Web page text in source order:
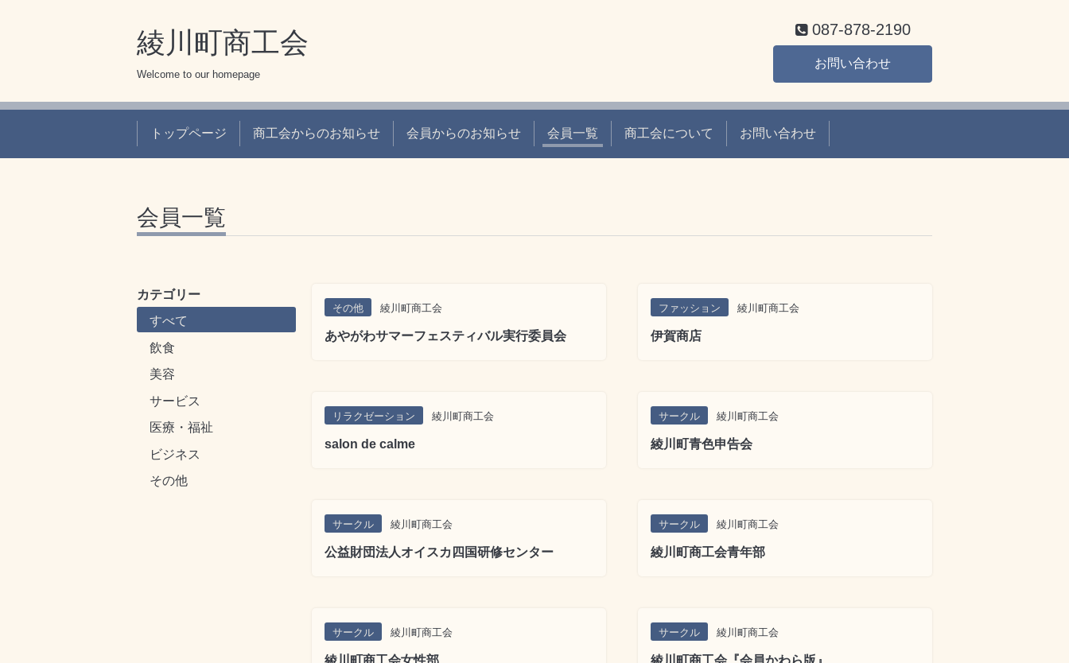
綾川町商工会
Welcome to our homepage
087-878-2190
お問い合わせ
トップページ 商工会からのお知らせ 会員からのお知らせ 会員一覧 商工会について お問い合わせ
会員一覧
カテゴリー
すべて
飲食
美容
サービス
医療・福祉
ビジネス
その他
その他 綾川町商工会
あやがわサマーフェスティバル実行委員会
ファッション 綾川町商工会
伊賀商店
リラクゼーション 綾川町商工会
salon de calme
サークル 綾川町商工会
綾川町青色申告会
サークル 綾川町商工会
公益財団法人オイスカ四国研修センター
サークル 綾川町商工会
綾川町商工会青年部
サークル 綾川町商工会
綾川町商工会女性部
サークル 綾川町商工会
綾川町商工会『会員かわら版』